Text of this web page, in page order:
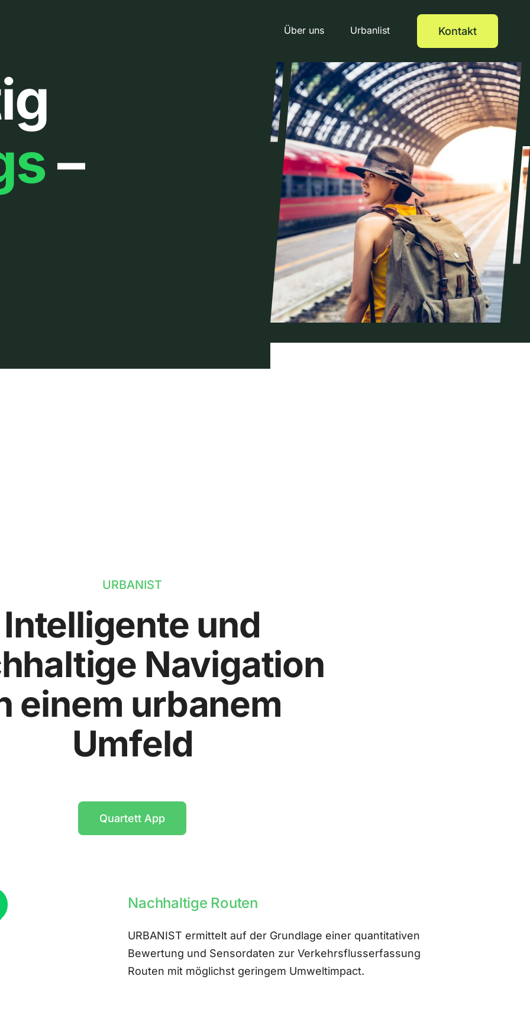
Über uns Urbanlist Kontakt
–
URBANIST
Intelligente und
Navigation
einem urbanem
Umfeld
Quartett App
Nachhaltige Routen
URBANIST ermittelt auf der Grundlage einer quantitativen
Bewertung und Sensordaten zur Verkehrsflusserfassung
Routen mit möglichst geringem Umweltimpact.